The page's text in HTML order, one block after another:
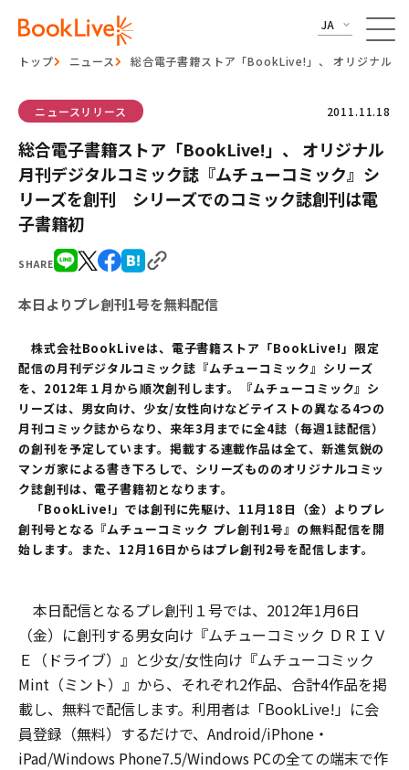
JA
トップ ニュース 総合電子書籍ストア「BookLive!」、 オリジナル
SHARE
ニュースリリース 2011.11.18
総合電子書籍ストア「BookLive!」、 オリジナル
月刊デジタルコミック誌『ムチューコミック』シ
リーズを創刊 シリーズでのコミック誌創刊は電
子書籍初
本日よりプレ創刊1号を無料配信
株式会社BookLiveは、電子書籍ストア「BookLive!」限定
配信の月刊デジタルコミック誌『ムチューコミック』シリーズ
を、2012年１月から順次創刊します。『ムチューコミック』シ
リーズは、男女向け、少女/女性向けなどテイストの異なる4つの
月刊コミック誌からなり、来年3月までに全4誌（毎週1誌配信）
の創刊を予定しています。掲載する連載作品は全て、新進気鋭の
マンガ家による書き下ろしで、シリーズもののオリジナルコミッ
ク誌創刊は、電子書籍初となります。
「BookLive!」では創刊に先駆け、11月18日（金）よりプレ
創刊号となる『ムチューコミック プレ創刊1号』の無料配信を開
始します。また、12月16日からはプレ創刊2号を配信します。
本日配信となるプレ創刊１号では、2012年1月6日
（金）に創刊する男女向け『ムチューコミック ＤＲＩＶ
Ｅ（ドライブ）』と少女/女性向け『ムチューコミック
Mint（ミント）』から、それぞれ2作品、合計4作品を掲
載し、無料で配信します。利用者は「BookLive!」に会
員登録（無料）するだけで、Android/iPhone・
iPad/Windows Phone7.5/Windows PCの全ての端末で作